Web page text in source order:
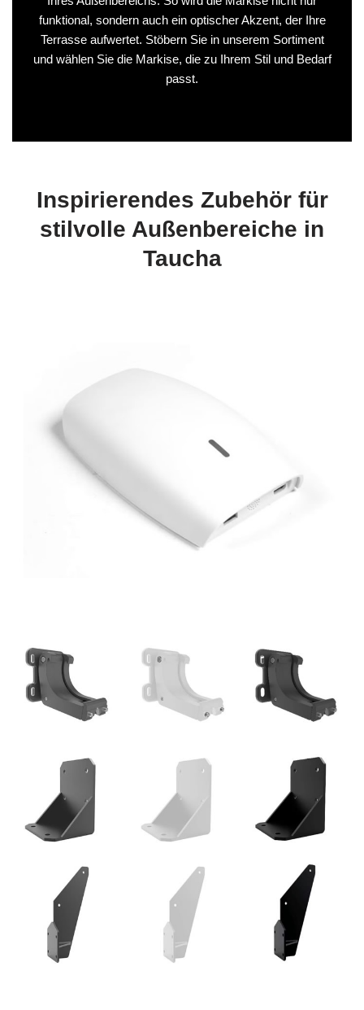
funktional, sondern auch ein optischer Akzent, der Ihre
Terrasse aufwertet. Stöbern Sie in unserem Sortiment
und wählen Sie die Markise, die zu Ihrem Stil und Bedarf
passt.
Inspirierendes Zubehör für
stilvolle Außenbereiche in
Taucha